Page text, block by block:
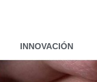
INNOVACIÓN